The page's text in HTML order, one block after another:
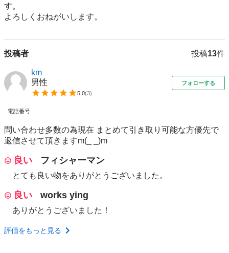
す。
よろしくおねがいします。
投稿者 投稿13件
km
男性
5.0(3)
フォローする
電話番号
問い合わせ多数の為現在 まとめて引き取り可能な方優先で
返信させて頂きますm(_ _)m
良い フィシャーマン
とても良い物をありがとうございました。
良い works ying
ありがとうございました！
評価をもっと見る